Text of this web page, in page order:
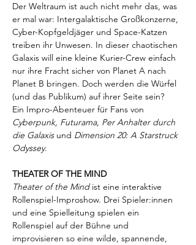
Der Weltraum ist auch nicht mehr das, was
er mal war: Intergalaktische Großkonzerne,
Cyber-Kopfgeldjäger und Space-Katzen
treiben ihr Unwesen. In dieser chaotischen
Galaxis will eine kleine Kurier-Crew einfach
nur ihre Fracht sicher von Planet A nach
Planet B bringen. Doch werden die Würfel
(und das Publikum) auf ihrer Seite sein?
Ein Impro-Abenteuer für Fans von
Cyberpunk, Futurama, Per Anhalter durch
die Galaxis und Dimension 20: A Starstruck
Odyssey.
THEATER OF THE MIND
Theater of the Mind ist eine interaktive
Rollenspiel-Improshow. Drei Spieler:innen
und eine Spielleitung spielen ein
Rollenspiel auf der Bühne und
improvisieren so eine wilde, spannende,